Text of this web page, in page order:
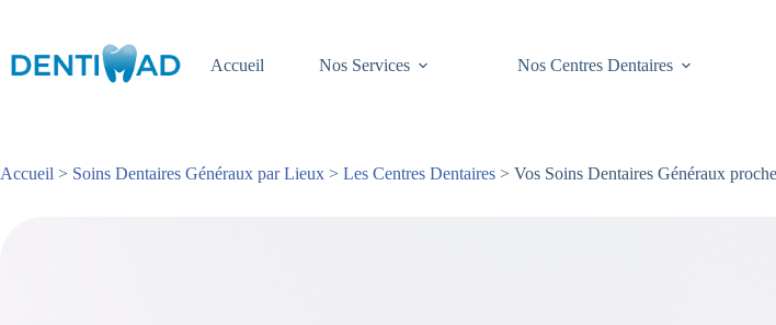
Accueil
Nos Services Nos Centres Dentaires
Accueil > Soins Dentaires Généraux par Lieux > Les Centres Dentaires > Vos Soins Dentaires Généraux